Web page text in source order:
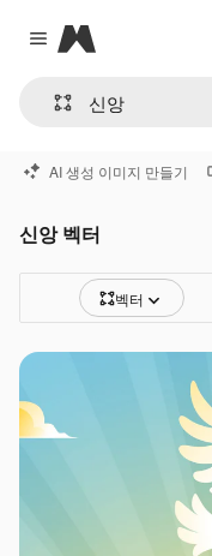
Close menu
Magnific
AI 생성 이미지 만들기
신앙 벡터
벡터